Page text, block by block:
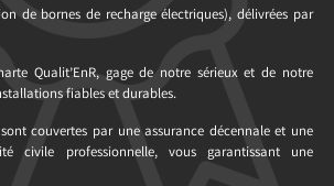
de bornes de recharge électriques), délivrées par
Qualit’EnR, gage de notre sérieux et de notre
fiables et durables.
couvertes par une assurance décennale et une
civile professionnelle, vous garantissant une